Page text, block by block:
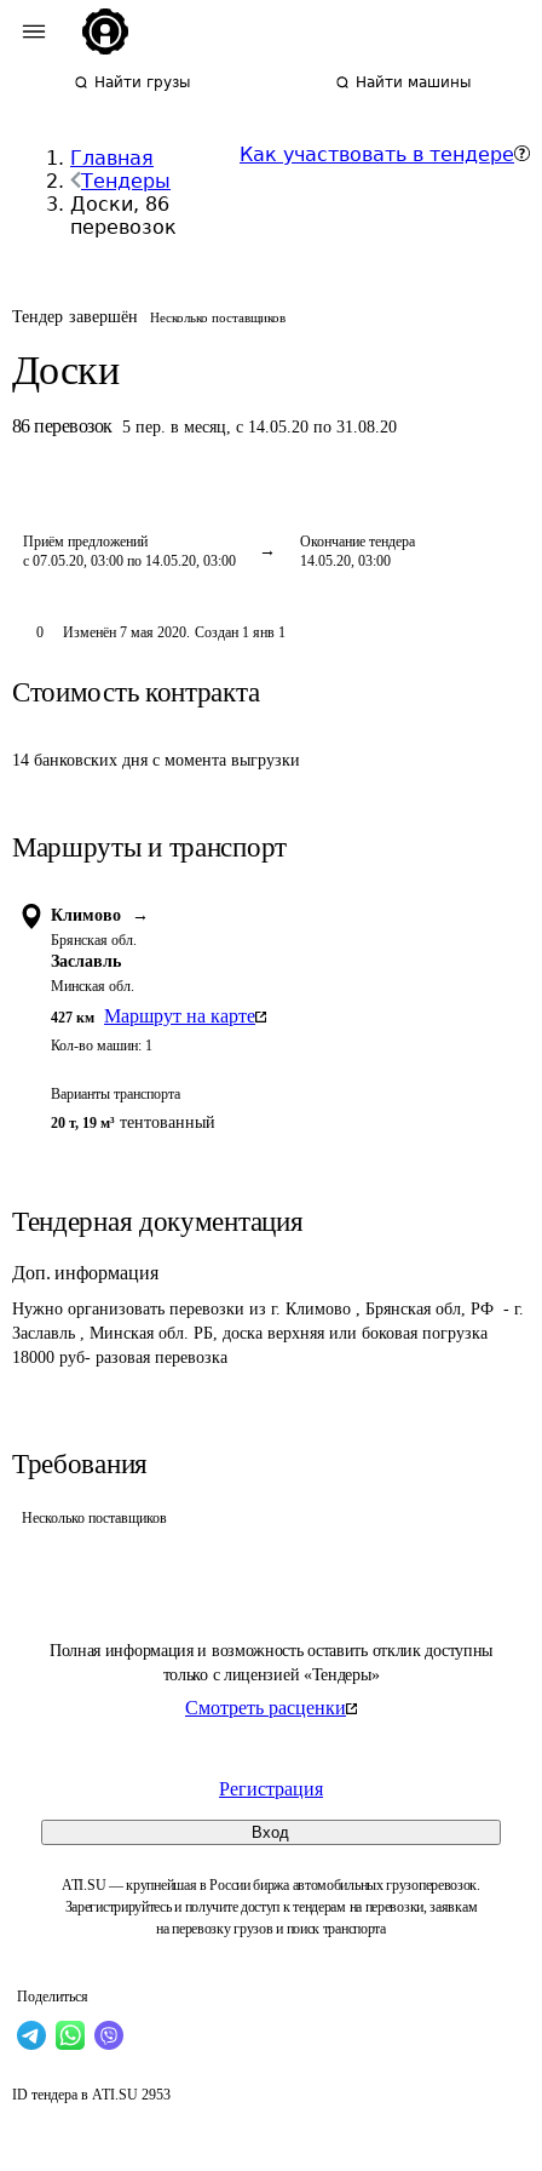
Найти грузы Найти машины
Главная
Тендеры
Доски, 86
перевозок
Как участвовать в тендере
Тендер завершён Несколько поставщиков
Доски
86 перевозок 5 пер. в месяц, с 14.05.20 по 31.08.20
Приём предложений
с 07.05.20, 03:00 по 14.05.20, 03:00
Окончание тендера
14.05.20, 03:00
Полная информация и возможность оставить отклик доступны
только с лицензией «Тендеры»
Смотреть расценки
Регистрация
Вход
ATI.SU — крупнейшая в России биржа автомобильных грузоперевозок.
Зарегистрируйтесь и получите доступ к тендерам на перевозки, заявкам
на перевозку грузов и поиск транспорта
Поделиться
0 Изменён 7 мая 2020. Создан 1 янв 1
Стоимость контракта
14 банковских дня с момента выгрузки
Маршруты и транспорт
Климово →
Брянская обл.
Заславль
Минская обл.
427 км Маршрут на карте
Кол-во машин: 1
Варианты транспорта
20 т, 19 м³ тентованный
Тендерная документация
Доп. информация
Нужно организовать перевозки из г. Климово , Брянская обл, РФ  - г.
Заславль , Минская обл. РБ, доска верхняя или боковая погрузка
18000 руб- разовая перевозка
Требования
Несколько поставщиков
ID тендера в ATI.SU 2953